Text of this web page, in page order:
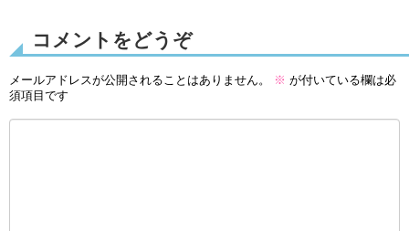
コメントをどうぞ
メールアドレスが公開されることはありません。 ※ が付いている欄は必
須項目です